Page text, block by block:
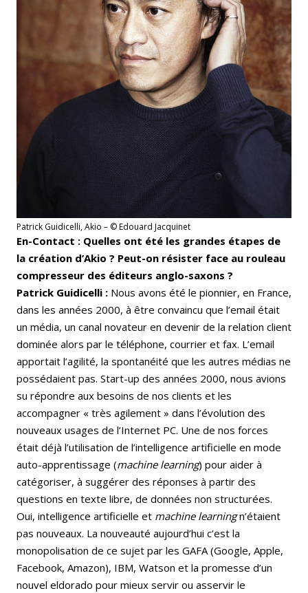
Patrick Guidicelli, Akio – © Edouard Jacquinet
En-Contact : Quelles ont été les grandes étapes de
la création d’Akio ? Peut-on résister face au rouleau
compresseur des éditeurs anglo-saxons ?
Patrick Guidicelli : Nous avons été le pionnier, en France,
dans les années 2000, à être convaincu que l’email était
un média, un canal novateur en devenir de la relation client
dominée alors par le téléphone, courrier et fax. L’email
apportait l’agilité, la spontanéité que les autres médias ne
possédaient pas. Start-up des années 2000, nous avions
su répondre aux besoins de nos clients et les
accompagner « très agilement » dans l’évolution des
nouveaux usages de l’Internet PC. Une de nos forces
était déjà l’utilisation de l’intelligence artificielle en mode
auto-apprentissage (machine learning) pour aider à
catégoriser, à suggérer des réponses à partir des
questions en texte libre, de données non structurées.
Oui, intelligence artificielle et machine learningn’étaient
pas nouveaux. La nouveauté aujourd’hui c’est la
monopolisation de ce sujet par les GAFA (Google, Apple,
Facebook, Amazon), IBM, Watson et la promesse d’un
nouvel eldorado pour mieux servir ou asservir le